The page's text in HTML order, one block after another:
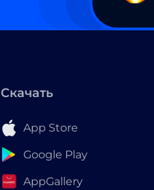
Скачать
App Store
Google Play
AppGallery